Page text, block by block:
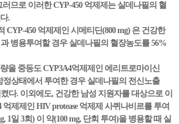
므로 이러한 CYP-450 억제제는 실데나필의 혈
.
CYP-450 억제제인 시메티딘(800 mg) 은 건강한
병용투여할 경우 실데나필의 혈장농도를 56%
을 중등도 CYP3A4억제제인 에리트로마이신
정상태에서 투여한 경우 실데나필의 전신노출
다. 이외에도, 건강한 남성 지원자를 대상으로 이
제제인 HIV protease 억제제 사퀴나비르를 투여
1일 3회) 이 약(100 mg, 단회 투여)을 병용할 때 실